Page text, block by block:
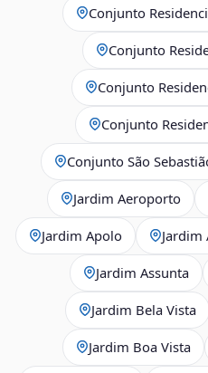
Conjunto
Conjunto
Conjunto
Conjunto
Conjunto São
Jardim Aeroporto
Jardim Apolo Jardim
Jardim Assunta
Jardim Bela Vista
Jardim Boa Vista